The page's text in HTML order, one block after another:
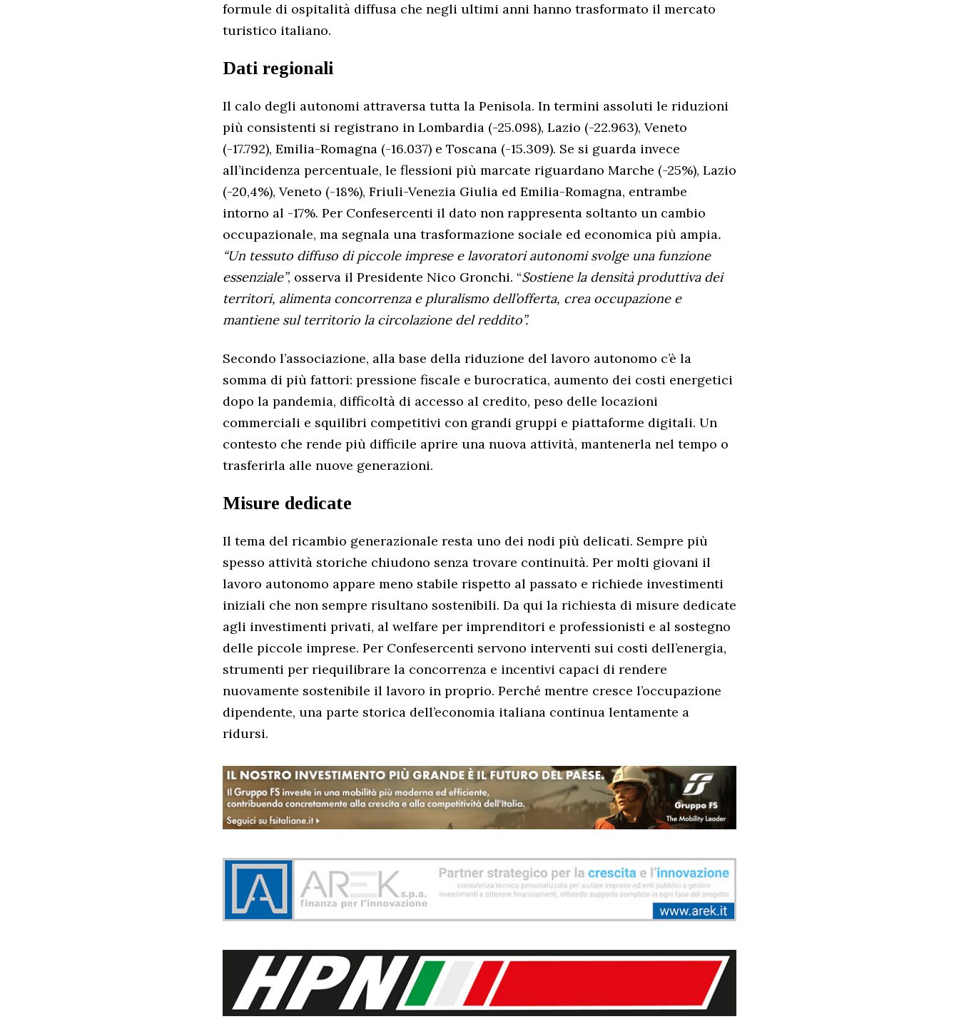
formule di ospitalità diffusa che negli ultimi anni hanno trasformato il mercato
turistico italiano.
Dati regionali
Il calo degli autonomi attraversa tutta la Penisola. In termini assoluti le riduzioni
più consistenti si registrano in Lombardia (-25.098), Lazio (-22.963), Veneto
(-17.792), Emilia-Romagna (-16.037) e Toscana (-15.309). Se si guarda invece
all’incidenza percentuale, le flessioni più marcate riguardano Marche (-25%), Lazio
(-20,4%), Veneto (-18%), Friuli-Venezia Giulia ed Emilia-Romagna, entrambe
intorno al -17%. Per Confesercenti il dato non rappresenta soltanto un cambio
occupazionale, ma segnala una trasformazione sociale ed economica più ampia.
“Un tessuto diffuso di piccole imprese e lavoratori autonomi svolge una funzione
essenziale”, osserva il Presidente Nico Gronchi. “Sostiene la densità produttiva dei
territori, alimenta concorrenza e pluralismo dell’offerta, crea occupazione e
mantiene sul territorio la circolazione del reddito”.
Secondo l’associazione, alla base della riduzione del lavoro autonomo c’è la
somma di più fattori: pressione fiscale e burocratica, aumento dei costi energetici
dopo la pandemia, difficoltà di accesso al credito, peso delle locazioni
commerciali e squilibri competitivi con grandi gruppi e piattaforme digitali. Un
contesto che rende più difficile aprire una nuova attività, mantenerla nel tempo o
trasferirla alle nuove generazioni.
Misure dedicate
Il tema del ricambio generazionale resta uno dei nodi più delicati. Sempre più
spesso attività storiche chiudono senza trovare continuità. Per molti giovani il
lavoro autonomo appare meno stabile rispetto al passato e richiede investimenti
iniziali che non sempre risultano sostenibili. Da qui la richiesta di misure dedicate
agli investimenti privati, al welfare per imprenditori e professionisti e al sostegno
delle piccole imprese. Per Confesercenti servono interventi sui costi dell’energia,
strumenti per riequilibrare la concorrenza e incentivi capaci di rendere
nuovamente sostenibile il lavoro in proprio. Perché mentre cresce l’occupazione
dipendente, una parte storica dell’economia italiana continua lentamente a
ridursi.